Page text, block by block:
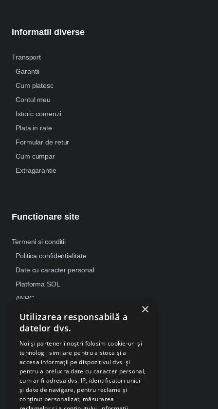
Informatii diverse
Transport
Garantii
Cum platesc
Contul meu
Istoric comenzi
Plata in rate
Formular de retur
Cum cumpar
Extragarantie
Functionare site
Termeni si conditii
Politica confidentialitate
Date cu caracter personal
Platforma SOL
ANPC
Despre Cookies
Retragere din contract
×
Utilizarea responsabilă a
datelor dvs.
Noi și partenerii noștri folosim cookie-uri și
tehnologii similare pentru a stoca și a
accesa informații pe dispozitivul dvs. și
pentru a prelucra date cu caracter personal,
cum ar fi adresa dvs. IP, identificatori unici
și date de navigare, pentru reclame și
conținut personalizat, măsurarea